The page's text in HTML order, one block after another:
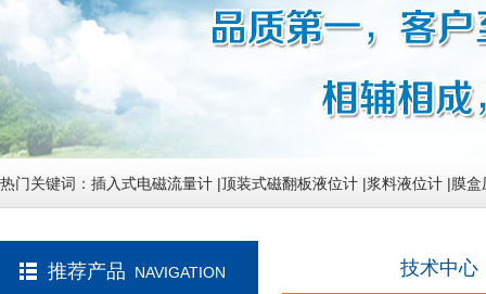
热门关键词： 插入式电磁流量计 |顶装式磁翻板液位计 |浆料液位计 |膜盒
推荐产品 NAVIGATION 技术中心